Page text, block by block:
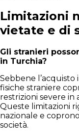
Limitazioni
vietate e di
Gli stranieri
in Turchia?
Sebbene
fisiche straniere
restrizioni severe in
Queste limitazioni
nazionale e
società.